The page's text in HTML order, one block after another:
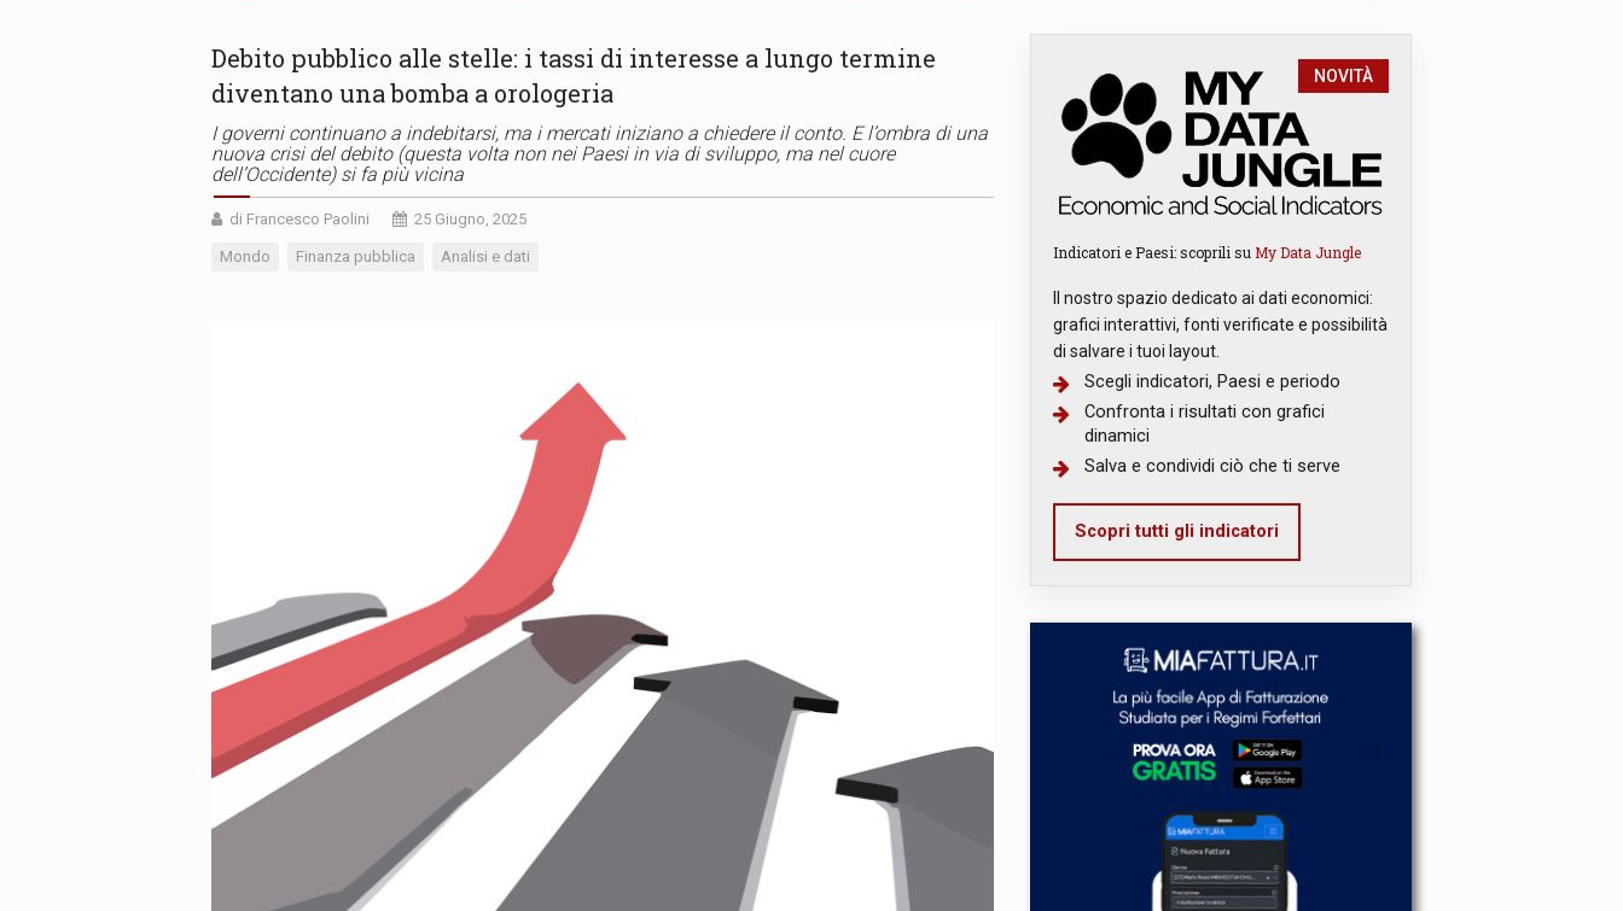
Debito pubblico alle stelle: i tassi di interesse a lungo termine
diventano una bomba a orologeria
I governi continuano a indebitarsi, ma i mercati iniziano a chiedere il conto. E l’ombra di una
nuova crisi del debito (questa volta non nei Paesi in via di sviluppo, ma nel cuore
dell’Occidente) si fa più vicina
di Francesco Paolini 25 Giugno, 2025
Mondo Finanza pubblica Analisi e dati
NOVITÀ
Indicatori e Paesi: scoprili su My Data Jungle
Il nostro spazio dedicato ai dati economici:
grafici interattivi, fonti verificate e possibilità
di salvare i tuoi layout.
Scegli indicatori, Paesi e periodo
Confronta i risultati con grafici
dinamici
Salva e condividi ciò che ti serve
Scopri tutti gli indicatori